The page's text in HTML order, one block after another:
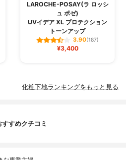
LAROCHE-POSAY(ラ ロッシ
ュ ポゼ)
UVイデア XL プロテクション
トーンアップ
3.90(187)
¥3,400
化粧下地ランキングをもっと見る
すすめクチコミ